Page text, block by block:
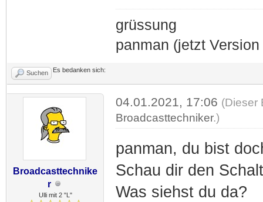
grüssung
panman (jetzt Version
Suchen Es bedanken sich:
Broadcasttechnike
r
Ulli mit 2 "L"
04.01.2021, 17:06 (Dieser
Broadcasttechniker.)
panman, du bist
Schau dir den
Was siehst du da?